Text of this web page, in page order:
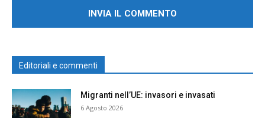
Editoriali e commenti
Migranti nell’UE: invasori e invasati
6 Agosto 2026